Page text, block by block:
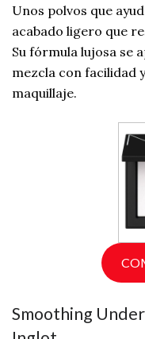
Unos polvos que
acabado ligero que
Su fórmula lujosa se
mezcla con facilidad
maquillaje.
Smoothing